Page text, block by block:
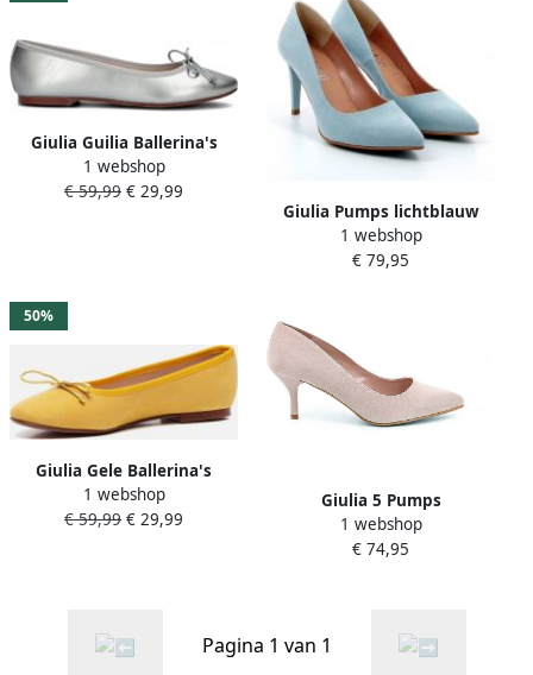
Giulia Guilia Ballerina's
zilver Lak Dames
1 webshop
€ 59,99 € 29,99
Giulia Pumps lichtblauw
Imitatiesuede valt klein
bestel een maat groter
1 webshop
€ 79,95
50%
Giulia Gele Ballerina's
G.12.ballerina
1 webshop
€ 59,99 € 29,99
Giulia 5 Pumps
1 webshop
€ 74,95
Pagina 1 van 1